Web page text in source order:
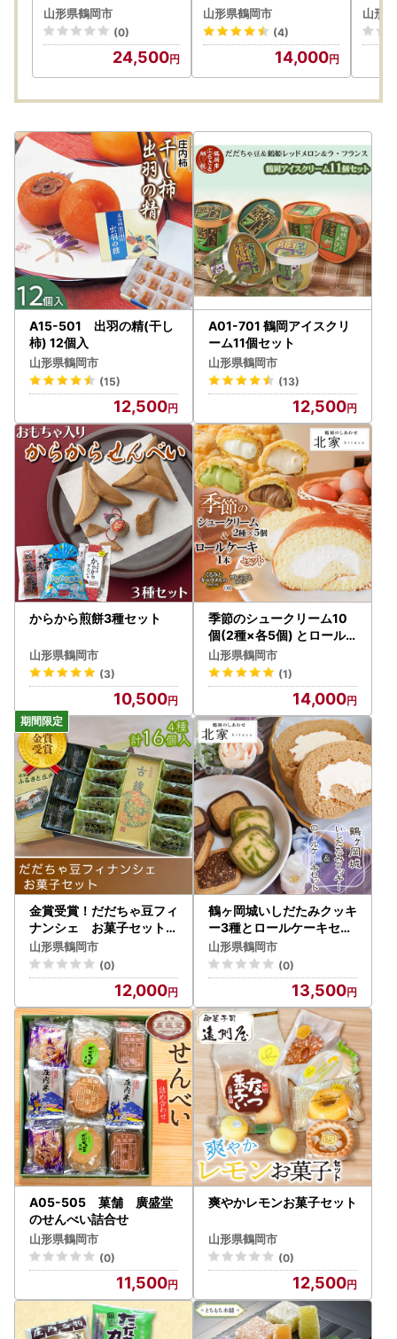
ロース切落とし・もも肉
切落とし・うで肉切落し
・ひき肉）豚肉 大商金
山形県鶴岡市
(0)
24,500
K-839 まるい食品 |
山形県 鶴岡市 玉こん 名
物 昔懐かしい 故郷の味
おふくろの味 温めるだ
け 美味しい 人気 おすす
山形県鶴岡市
(4)
14,000
×1袋
| ゆ
米 お
いし
来都
山形
A15-501 出羽の精(干し
柿) 12個入
山形県鶴岡市
(15)
12,500
A01-701 鶴岡アイスクリ
ーム11個セット
山形県鶴岡市
(13)
12,500
からから煎餅3種セット
山形県鶴岡市
(3)
10,500
季節のシュークリーム10
個(2種×各5個) とロール
ケーキセット K-636
山形県鶴岡市
(1)
14,000
金賞受賞！だだちゃ豆フィ
ナンシェ お菓子セット
K-832 山形県鶴岡市 有
限会社 木村屋
山形県鶴岡市
(0)
12,000
鶴ヶ岡城いしだたみクッキ
ー3種とロールケーキセッ
ト K-634
山形県鶴岡市
(0)
13,500
A05-505 菓舗 廣盛堂
のせんべい詰合せ
山形県鶴岡市
(0)
11,500
爽やかレモンお菓子セット
山形県鶴岡市
(0)
12,500